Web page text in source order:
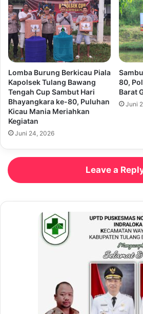
Lomba Burung Berkicau Piala
Kapolsek Tulang Bawang
Tengah Cup Sambut Hari
Bhayangkara ke-80, Puluhan
Kicau Mania Meriahkan
Kegiatan
Juni 24, 2026
80,
Barat
Juni
Leave a